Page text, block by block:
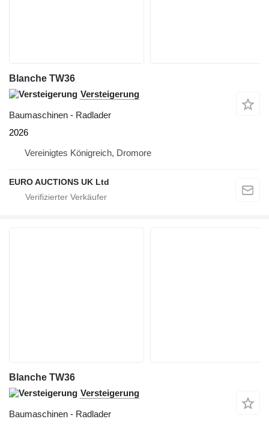
Blanche TW36
Versteigerung
Baumaschinen - Radlader
2026
Vereinigtes Königreich, Dromore
EURO AUCTIONS UK Ltd
Blanche TW36
Versteigerung
Baumaschinen - Radlader